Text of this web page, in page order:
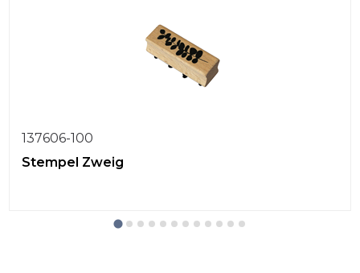
137606-100
Stempel Zweig